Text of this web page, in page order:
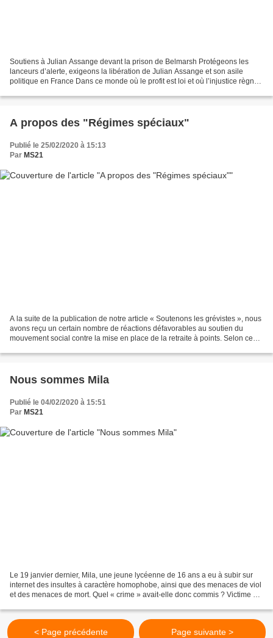
Soutiens à Julian Assange devant la prison de Belmarsh Protégeons les
lanceurs d’alerte, exigeons la libération de Julian Assange et son asile
politique en France Dans ce monde où le profit est loi et où l’injustice règne,
A propos des "Régimes spéciaux"
Publié le 25/02/2020 à 15:13
Par MS21
A la suite de la publication de notre article « Soutenons les grévistes », nous
avons reçu un certain nombre de réactions défavorables au soutien du
mouvement social contre la mise en place de la retraite à points. Selon ces
Nous sommes Mila
Publié le 04/02/2020 à 15:51
Par MS21
Le 19 janvier dernier, Mila, une jeune lycéenne de 16 ans a eu à subir sur
internet des insultes à caractère homophobe, ainsi que des menaces de viol
et des menaces de mort. Quel « crime » avait-elle donc commis ? Victime de
< Page précédente Page suivante >